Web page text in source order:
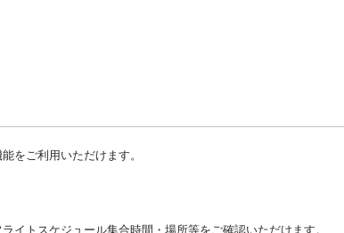
をご利用いただけます。
イトスケジュール集合時間・場所等をご確認いただけます。